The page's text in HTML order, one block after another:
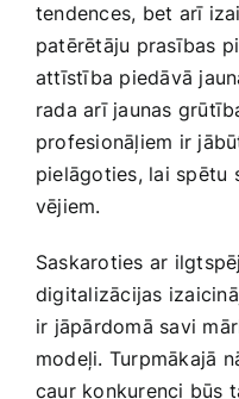
tendences, bet arī
patērētāju prasības
attīstība piedāvā
rada arī jaunas
profesionāļiem ir
pielāgoties, lai spētu
vējiem.
Saskaroties ar
digitalizācijas
ir jāpārdomā savi
modeļi. Turpmākajā
caur konkurenci būs⁢